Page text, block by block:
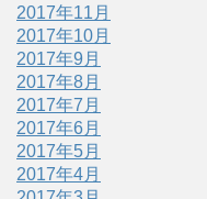
2017年11月
2017年10月
2017年9月
2017年8月
2017年7月
2017年6月
2017年5月
2017年4月